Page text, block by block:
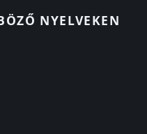
NYELVEKEN